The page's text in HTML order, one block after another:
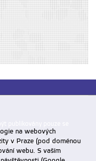
na ČZU v Praze.
na webových
v Praze (pod doménou
webu. S vaším